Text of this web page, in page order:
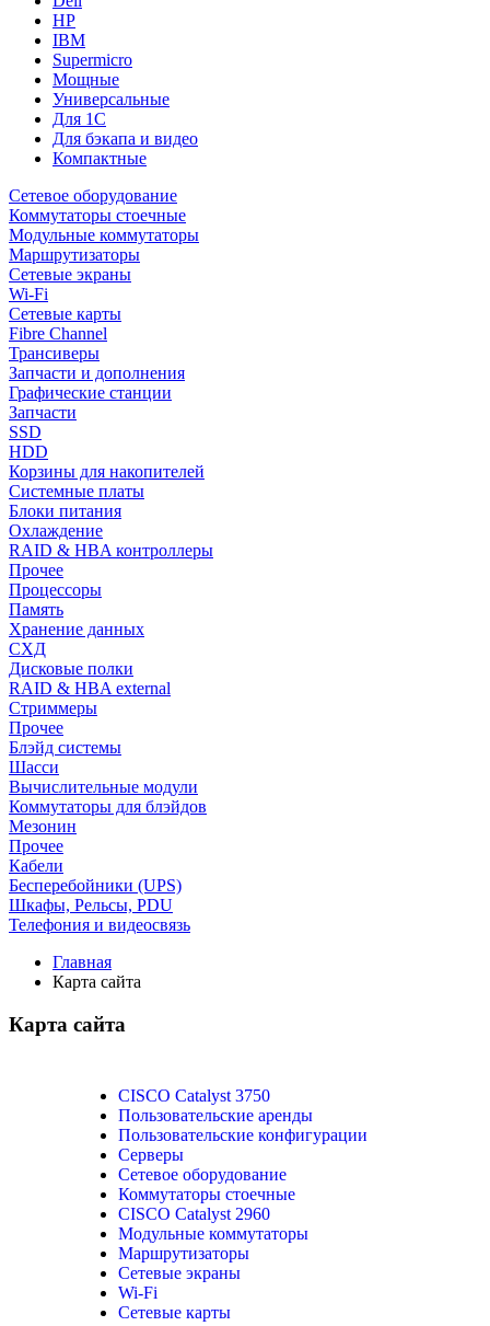
HP
IBM
Supermicro
Мощные
Универсальные
Для 1С
Для бэкапа и видео
Компактные
Сетевое оборудование
Коммутаторы стоечные
Модульные коммутаторы
Маршрутизаторы
Сетевые экраны
Wi-Fi
Сетевые карты
Fibre Channel
Трансиверы
Запчасти и дополнения
Графические станции
Запчасти
SSD
HDD
Корзины для накопителей
Системные платы
Блоки питания
Охлаждение
RAID & HBA контроллеры
Прочее
Процессоры
Память
Хранение данных
СХД
Дисковые полки
RAID & HBA external
Стриммеры
Прочее
Блэйд системы
Шасси
Вычислительные модули
Коммутаторы для блэйдов
Мезонин
Прочее
Кабели
Бесперебойники (UPS)
Шкафы, Рельсы, PDU
Телефония и видеосвязь
Главная
Карта сайта
Карта сайта
CISCO Catalyst 3750
Пользовательские аренды
Пользовательские конфигурации
Серверы
Сетевое оборудование
Коммутаторы стоечные
CISCO Catalyst 2960
Модульные коммутаторы
Маршрутизаторы
Сетевые экраны
Wi-Fi
Сетевые карты